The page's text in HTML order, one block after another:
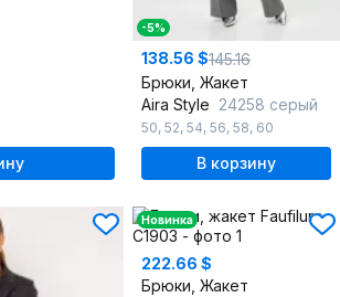
-5%
138.56 $145.16
Брюки, Жакет
Aira Style 24258 серый
50, 52, 54, 56, 58, 60
В корзину
Новинка
222.66 $
Брюки, Жакет